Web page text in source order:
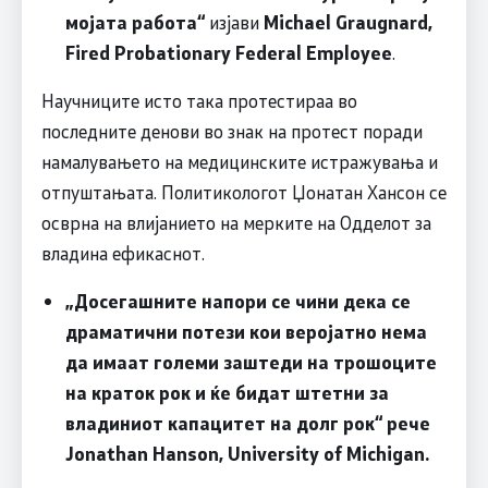
мојата работа“изјави Michael Graugnard,
Fired Probationary Federal Employee.
Научниците исто така протестираа во
последните денови во знак на протест поради
намалувањето на медицинските истражувања и
отпуштањата. Политикологот Џонатан Хансон се
осврна на влијанието на мерките на Одделот за
владина ефикаснот.
„Досегашните напори се чини дека се
драматични потези кои веројатно нема
да имаат големи заштеди на трошоците
на краток рок и ќе бидат штетни за
владиниот капацитет на долг рок“ рече
Jonathan Hanson, University of Michigan.